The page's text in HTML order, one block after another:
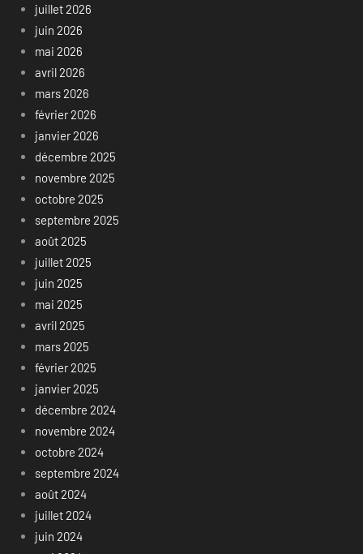
juillet 2026
juin 2026
mai 2026
avril 2026
mars 2026
février 2026
janvier 2026
décembre 2025
novembre 2025
octobre 2025
septembre 2025
août 2025
juillet 2025
juin 2025
mai 2025
avril 2025
mars 2025
février 2025
janvier 2025
décembre 2024
novembre 2024
octobre 2024
septembre 2024
août 2024
juillet 2024
juin 2024